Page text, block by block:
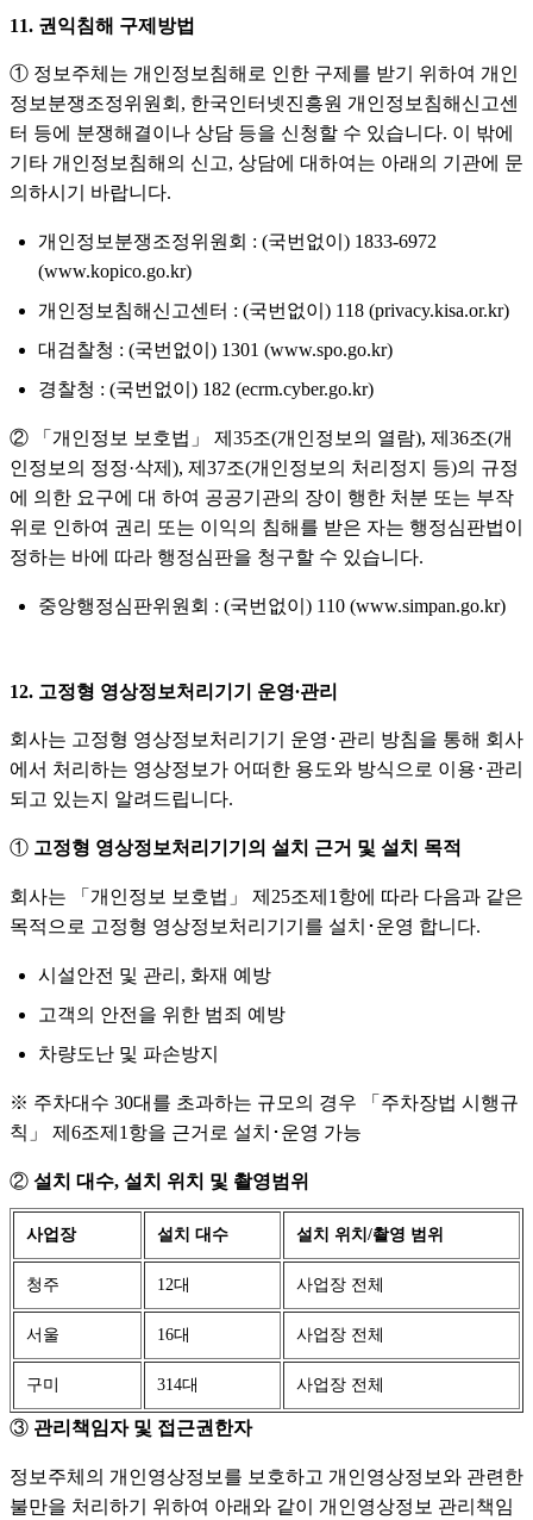
11. 권익침해 구제방법
① 정보주체는 개인정보침해로 인한 구제를 받기 위하여 개인
정보분쟁조정위원회, 한국인터넷진흥원 개인정보침해신고센
터 등에 분쟁해결이나 상담 등을 신청할 수 있습니다. 이 밖에
기타 개인정보침해의 신고, 상담에 대하여는 아래의 기관에 문
의하시기 바랍니다.
개인정보분쟁조정위원회 : (국번없이) 1833-6972
(www.kopico.go.kr)
개인정보침해신고센터 : (국번없이) 118 (privacy.kisa.or.kr)
대검찰청 : (국번없이) 1301 (www.spo.go.kr)
경찰청 : (국번없이) 182 (ecrm.cyber.go.kr)
② 「개인정보 보호법」 제35조(개인정보의 열람), 제36조(개
인정보의 정정·삭제), 제37조(개인정보의 처리정지 등)의 규정
에 의한 요구에 대 하여 공공기관의 장이 행한 처분 또는 부작
위로 인하여 권리 또는 이익의 침해를 받은 자는 행정심판법이
정하는 바에 따라 행정심판을 청구할 수 있습니다.
중앙행정심판위원회 : (국번없이) 110 (www.simpan.go.kr)
12. 고정형 영상정보처리기기 운영∙관리
회사는 고정형 영상정보처리기기 운영･관리 방침을 통해 회사
에서 처리하는 영상정보가 어떠한 용도와 방식으로 이용･관리
되고 있는지 알려드립니다.
① 고정형 영상정보처리기기의 설치 근거 및 설치 목적
회사는 「개인정보 보호법」 제25조제1항에 따라 다음과 같은
목적으로 고정형 영상정보처리기기를 설치･운영 합니다.
시설안전 및 관리, 화재 예방
고객의 안전을 위한 범죄 예방
차량도난 및 파손방지
※ 주차대수 30대를 초과하는 규모의 경우 「주차장법 시행규
칙」 제6조제1항을 근거로 설치･운영 가능
② 설치 대수, 설치 위치 및 촬영범위
사업장 설치 대수 설치 위치/촬영 범위
청주 12대 사업장 전체
서울 16대 사업장 전체
구미 314대 사업장 전체
③ 관리책임자 및 접근권한자
정보주체의 개인영상정보를 보호하고 개인영상정보와 관련한
불만을 처리하기 위하여 아래와 같이 개인영상정보 관리책임